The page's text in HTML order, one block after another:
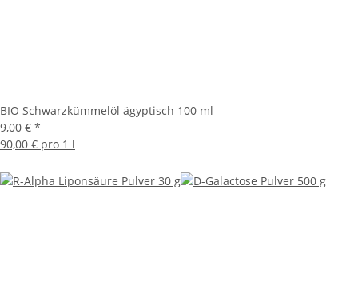
BIO Schwarzkümmelöl ägyptisch 100 ml
9,00 € *
90,00 € pro 1 l